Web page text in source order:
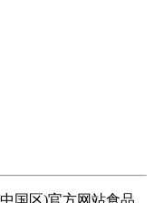
国区)官方网站食品